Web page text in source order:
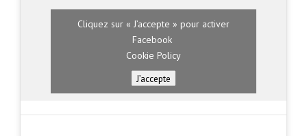
Cliquez sur « J’accepte » pour activer
Facebook
Cookie Policy
J’accepte